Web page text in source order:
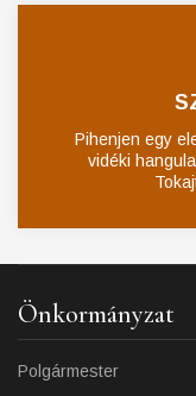
Pihenjen egy
vidéki
Önkormányzat
Polgármester